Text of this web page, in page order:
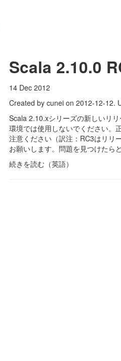
Scala 2.10.0
14 Dec 2012
Created by cunei on 2012-12-12.
Scala 2.10.xシリーズの新しいリ
環境では使用しないでください。
注意ください（訳注：RC3はリリ
お願いします。問題を見つけたら
続きを読む（英語）